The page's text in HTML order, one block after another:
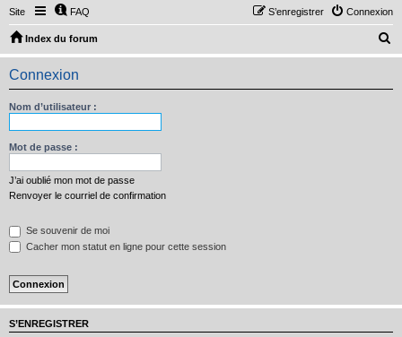
Site FAQ Connexion
S’enregistrer
Index du forum
e
Connexion
Nom d’utilisateur :
Mot de passe :
J’ai oublié mon mot de passe
Renvoyer le courriel de confirmation
Se souvenir de moi
Cacher mon statut en ligne pour cette session
S’ENREGISTRER